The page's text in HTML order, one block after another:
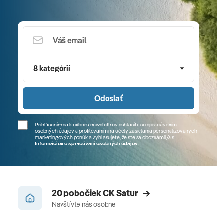
8 kategórií
Odoslať
Prihlásením sa k odberu newslettrov súhlasíte so spracúvaním
osobných údajov a profilovaním na účely zasielania personalizovaných
marketingových ponúk a vyhlasujete, že ste sa oboznámil/a s
Informáciou o spracúvaní osobných údajov.
20 pobočiek CK Satur
Navštívte nás osobne